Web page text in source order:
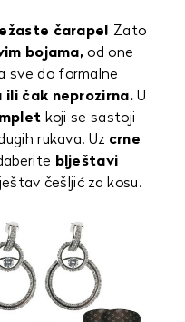
čarape! Zato
bojama, od one
sve do formalne
ili čak neprozirna. U
koji se sastoji
rukava. Uz crne
blještavi
češljić za kosu.